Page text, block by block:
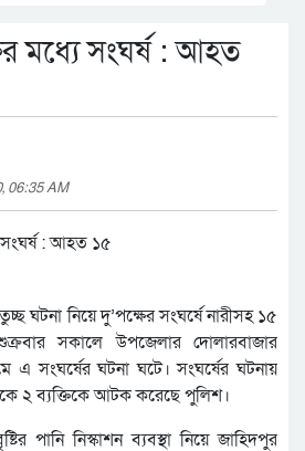
মধ্যে সংঘর্ষ : আহত
06:35 AM
ঘটনা নিয়ে দু’পক্ষের সংঘর্ষে নারীসহ ১৫
সকালে উপজেলার দোলারবাজার
এ সংঘর্ষের ঘটনা ঘটে। সংঘর্ষের ঘটনায়
২ ব্যক্তিকে আটক করেছে পুলিশ।
পানি নিস্কাশন ব্যবস্থা নিয়ে জাহিদপুর